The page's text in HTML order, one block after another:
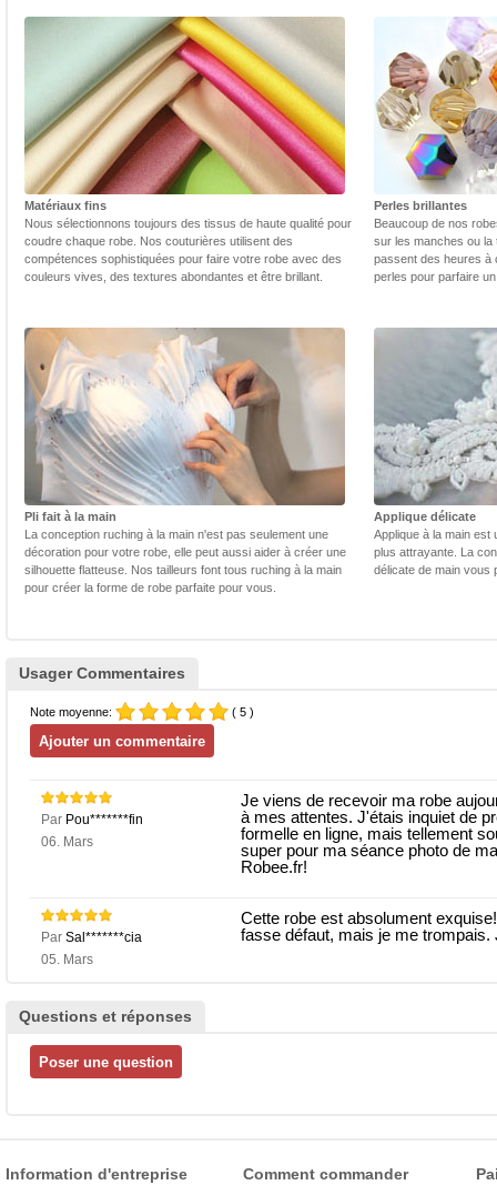
Matériaux fins
Nous sélectionnons toujours des tissus de haute qualité pour
coudre chaque robe. Nos couturières utilisent des
compétences sophistiquées pour faire votre robe avec des
couleurs vives, des textures abondantes et être brillant.
Perles brillantes
Beaucoup de nos
sur les manches ou la
passent des heures à
perles pour parfaire
Pli fait à la main
La conception ruching à la main n'est pas seulement une
décoration pour votre robe, elle peut aussi aider à créer une
silhouette flatteuse. Nos tailleurs font tous ruching à la main
pour créer la forme de robe parfaite pour vous.
Applique délicate
Applique à la main est
plus attrayante. La
délicate de main vous
Usager Commentaires
Note moyenne: ( 5 )
Par Pou*******fin
06. Mars
Je viens de recevoir ma robe
à mes attentes. J'étais inquiet de
formelle en ligne, mais tellement
super pour ma séance photo de
Robee.fr!
Par Sal*******cia
05. Mars
Cette robe est absolument
fasse défaut, mais je me
Questions et réponses
Information d'entreprise Comment commander